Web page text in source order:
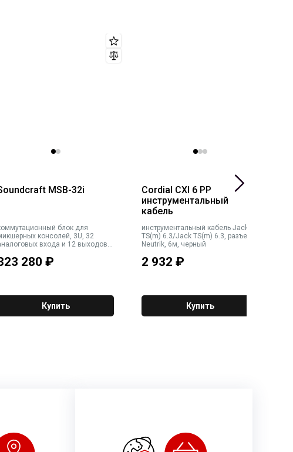
MSB-32i
блок для
консолей, 3U, 32
входа и 12 выходов,
Cat5 для пультов Expression
Performer приобретается
280 ₽
Купить
Cordial CXI 6 PP
инструментальный
кабель
инструментальный кабель Jack
TS(m) 6.3/Jack TS(m) 6.3, разъемы
Neutrik, 6м, черный
2 932 ₽
Купить